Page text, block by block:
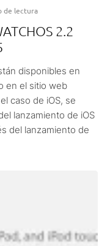
de lectura
2.2
disponibles en
en el sitio web
caso de iOS, se
lanzamiento de iOS
del lanzamiento de